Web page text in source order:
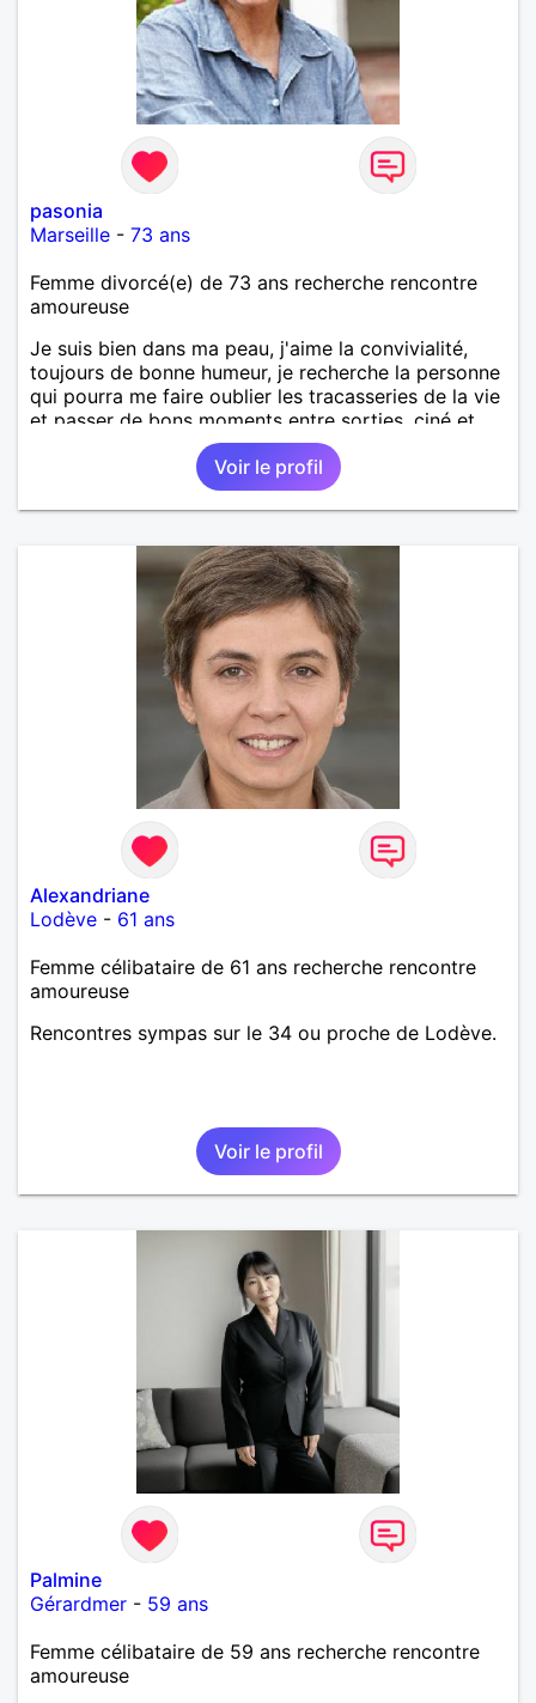
pasonia
Marseille - 73 ans
Femme divorcé(e) de 73 ans recherche rencontre
amoureuse
Je suis bien dans ma peau, j'aime la convivialité,
toujours de bonne humeur, je recherche la personne
qui pourra me faire oublier les tracasseries de la vie
et passer de bons moments entre sorties, ciné et
bien d'autres choses encore, à bientôt j'espère.
Voir le profil
Alexandriane
Lodève - 61 ans
Femme célibataire de 61 ans recherche rencontre
amoureuse
Rencontres sympas sur le 34 ou proche de Lodève.
Voir le profil
Palmine
Gérardmer - 59 ans
Femme célibataire de 59 ans recherche rencontre
amoureuse